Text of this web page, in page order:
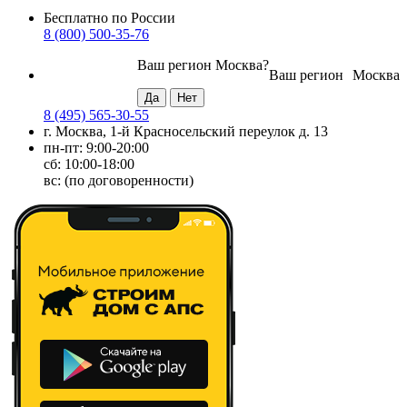
Бесплатно по России
8 (800) 500-35-76
Москва
Ваш регион
Ваш регион Москва?
8 (495) 565-30-55
г. Москва, 1-й Красносельский переулок д. 13
пн-пт: 9:00-20:00
сб: 10:00-18:00
вс: (по договоренности)